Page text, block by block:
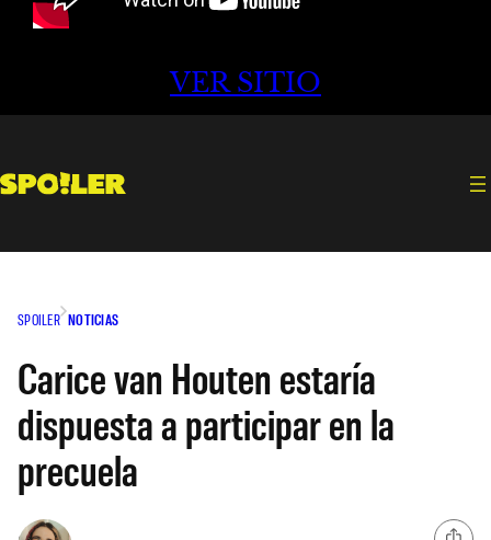
VER SITIO
SPOILER NOTICIAS
Carice van Houten estaría
dispuesta a participar en la
precuela